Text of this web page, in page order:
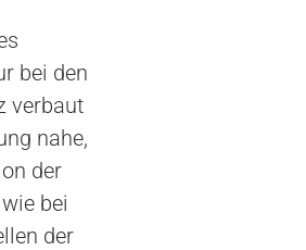
bei den
verbaut
nahe,
der
bei
der